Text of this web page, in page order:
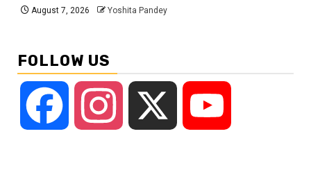
August 7, 2026 Yoshita Pandey
FOLLOW US
Facebook Instagram